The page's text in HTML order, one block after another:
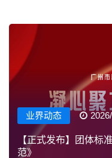
业界动态
【正式发布】团体标
范》